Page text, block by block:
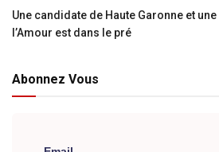
Une candidate de Haute Garonne et
l’Amour est dans le pré
Abonnez Vous